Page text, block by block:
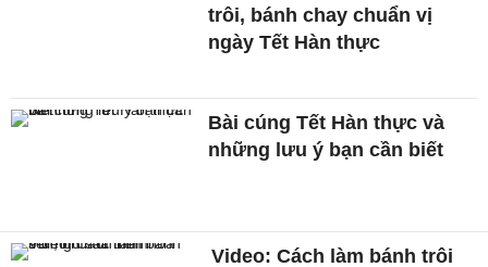
trôi, bánh chay chuẩn vị
ngày Tết Hàn thực
Bài cúng Tết Hàn thực và
những lưu ý bạn cần biết
Video: Cách làm bánh trôi